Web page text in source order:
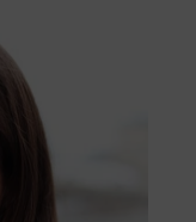
do 2030
o
z
z